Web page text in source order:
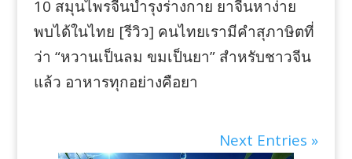
10 สมุนไพรจีนบำรุงร่างกาย ยาจีนหาง่าย
พบได้ในไทย [รีวิว] คนไทยเรามีคำสุภาษิตที่
ว่า “หวานเป็นลม ขมเป็นยา” สำหรับชาวจีน
แล้ว อาหารทุกอย่างคือยา
Next Entries »